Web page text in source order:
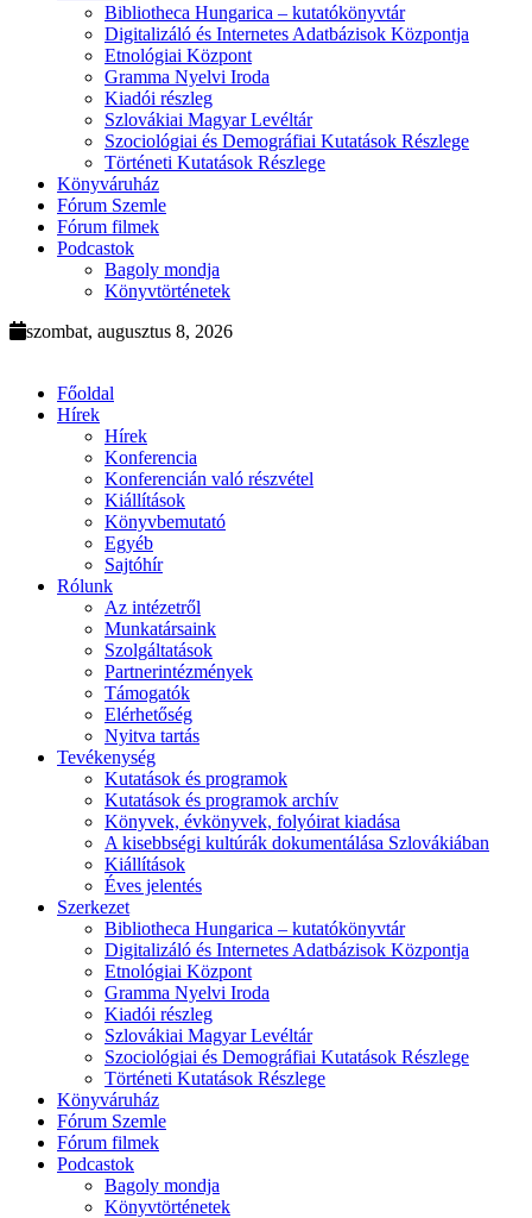
Bibliotheca Hungarica – kutatókönyvtár
Digitalizáló és Internetes Adatbázisok Központja
Etnológiai Központ
Gramma Nyelvi Iroda
Kiadói részleg
Szlovákiai Magyar Levéltár
Szociológiai és Demográfiai Kutatások Részlege
Történeti Kutatások Részlege
Könyváruház
Fórum Szemle
Fórum filmek
Podcastok
Bagoly mondja
Könyvtörténetek
szombat, augusztus 8, 2026
Főoldal
Hírek
Hírek
Konferencia
Konferencián való részvétel
Kiállítások
Könyvbemutató
Egyéb
Sajtóhír
Rólunk
Az intézetről
Munkatársaink
Szolgáltatások
Partnerintézmények
Támogatók
Elérhetőség
Nyitva tartás
Tevékenység
Kutatások és programok
Kutatások és programok archív
Könyvek, évkönyvek, folyóirat kiadása
A kisebbségi kultúrák dokumentálása Szlovákiában
Kiállítások
Éves jelentés
Szerkezet
Bibliotheca Hungarica – kutatókönyvtár
Digitalizáló és Internetes Adatbázisok Központja
Etnológiai Központ
Gramma Nyelvi Iroda
Kiadói részleg
Szlovákiai Magyar Levéltár
Szociológiai és Demográfiai Kutatások Részlege
Történeti Kutatások Részlege
Könyváruház
Fórum Szemle
Fórum filmek
Podcastok
Bagoly mondja
Könyvtörténetek